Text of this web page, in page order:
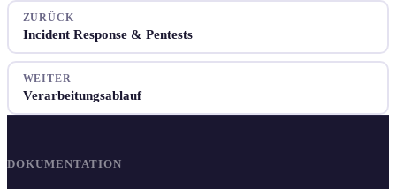
ZURÜCK
Incident Response & Pentests
WEITER
Verarbeitungsablauf
DOKUMENTATION